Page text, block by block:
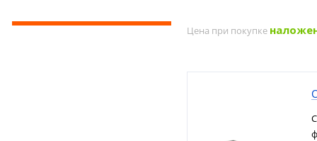
Цена при покупке